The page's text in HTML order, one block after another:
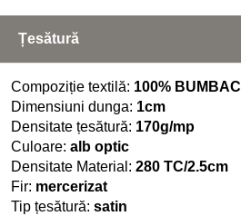
Țesătură
Compoziție textilă: 100% BUMBAC
Dimensiuni dunga: 1cm
Densitate țesătură: 170g/mp
Culoare: alb optic
Densitate Material: 280 TC/2.5cm
Fir: mercerizat
Tip țesătură: satin